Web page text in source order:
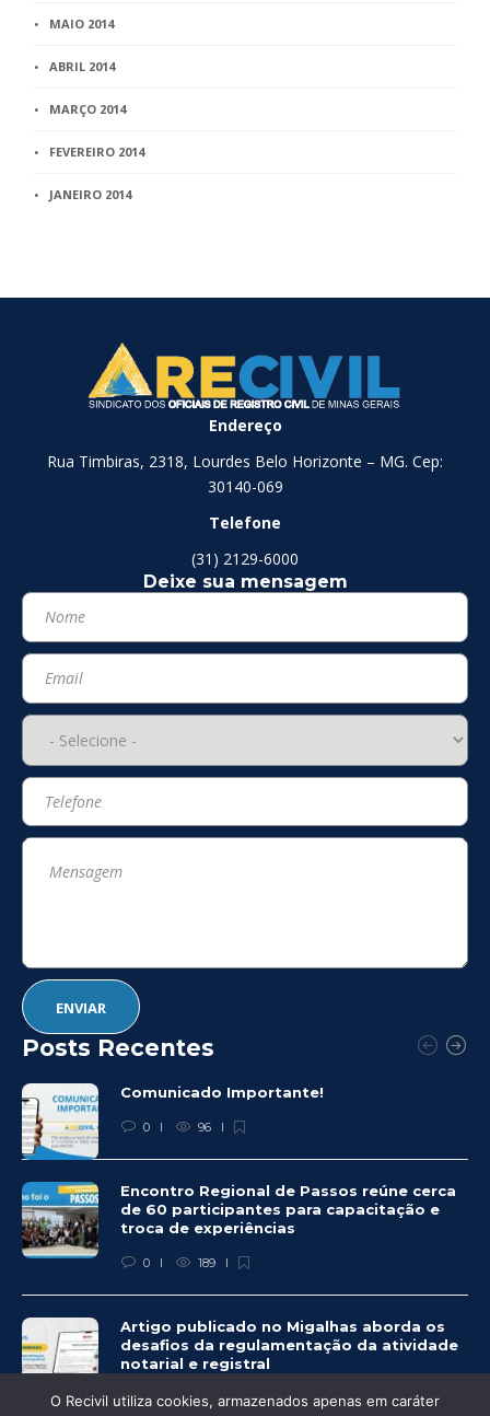
MAIO 2014
ABRIL 2014
MARÇO 2014
FEVEREIRO 2014
JANEIRO 2014
Endereço
Rua Timbiras, 2318, Lourdes Belo Horizonte – MG. Cep:
30140-069
Telefone
(31) 2129-6000
Deixe sua mensagem
Posts Recentes
Comunicado Importante!
0 96
Encontro Regional de Passos reúne cerca
de 60 participantes para capacitação e
troca de experiências
0 189
Artigo publicado no Migalhas aborda os
desafios da regulamentação da atividade
notarial e registral
0 448
O Recivil utiliza cookies, armazenados apenas em caráter